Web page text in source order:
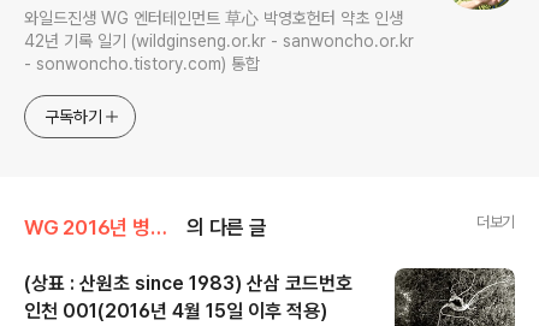
와일드진생 WG 엔터테인먼트 草心 박영호헌터 약초 인생
42년 기록 일기 (wildginseng.or.kr - sanwoncho.or.kr
- sonwoncho.tistory.com) 통합
구독하기
WG 2016년 병신년 기록 의 다른 글 더보기
(상표 : 산원초 since 1983) 산삼 코드번호
인천 001(2016년 4월 15일 이후 적용)